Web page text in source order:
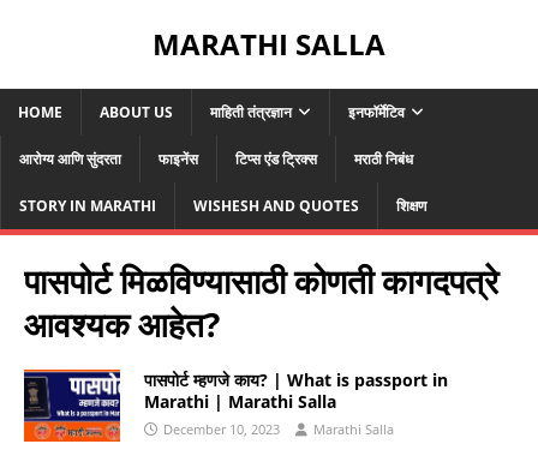
MARATHI SALLA
HOME ABOUT US माहिती तंत्रज्ञान इनफॉर्मेटिव
आरोग्य आणि सुंदरता फाइनेंस टिप्स एंड ट्रिक्स मराठी निबंध
STORY IN MARATHI WISHESH AND QUOTES शिक्षण
पासपोर्ट मिळविण्यासाठी कोणती कागदपत्रे
आवश्यक आहेत?
पासपोर्ट म्हणजे काय? | What is passport in
Marathi | Marathi Salla
December 10, 2023 Marathi Salla